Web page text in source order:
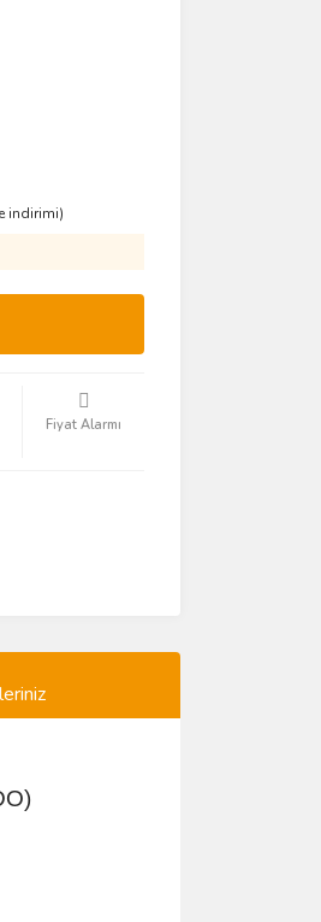
indirimi)
Fiyat Alarmı